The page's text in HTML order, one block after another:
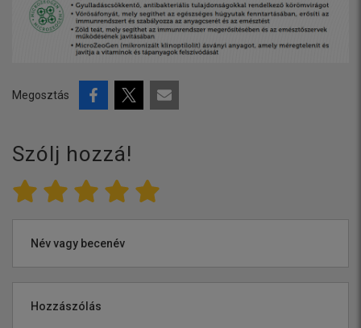
Megosztás
Szólj hozzá!
Név vagy becenév
Hozzászólás